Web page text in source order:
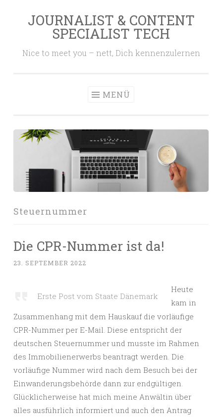
JOURNALIST & CONTENT
SPECIALIST TECH
Nice to meet you – nett, Dich kennenzulernen
MENÜ
Steuernummer
Die CPR-Nummer ist da!
23. SEPTEMBER 2022
Erste Post vom Staate Dänemark
Heute
kam in
Zusammenhang mit dem Hauskauf die vorläufige
CPR-Nummer per E-Mail. Diese entspricht der
deutschen Steuernummer und musste im Rahmen
des Immobilienerwerbs beantragt werden. Die
vorläufige Nummer wird nach dem Besuch bei der
Einwanderungsbehörde dann zur endgültigen.
Glücklicherweise hat mich meine Anwältin über
alles ausführlich informiert und auch den Antrag